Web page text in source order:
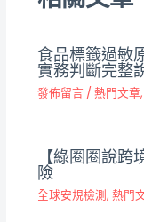
食品標籤過敏
實務判斷完整
發佈留言 / 熱門文章,
【綠圈圈說
險
全球安規檢測, 熱門